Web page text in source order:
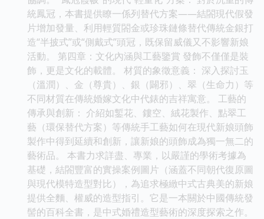
統鳳冠，本書提供瞭一係列替代方案——結閤現代假發
片增加發量、利用輕質閤金或珍珠鏈條替代傳統金銀打
造“半披式”或“側戴式”頭冠，既保留威儀又不影響新娘
活動。 第四章：文化內涵與工藝鑒賞 發飾不僅僅是裝
飾，更是文化的載體。 材質的象徵意義： 深入探討玉
（溫潤）、金（尊貴）、銀（闢邪）、翠（生命力）等
不同材質在傳統婚嫁文化中代錶的吉祥寓意。 工藝的
傳承與創新： 介紹如鏨花、鏤空、絨花製作、點翠工
藝（環保替代方案）等傳統手工藝如何在現代新娘頭飾
製作中得到延續和創新，讓新娘的頭飾成為獨一無二的
藝術品。 本書力求詳盡、專業，以嚴謹的學術考據為
基礎，結閤豐富的實操案例圖片（涵蓋不同朝代復原圖
與現代模特造型對比），為追求極緻中式古典美的新娘
提供全麵、權威的造型指引。它是一本關於中國傳統發
髻的百科全書，是中式婚禮造型藝術的深度探索之作。